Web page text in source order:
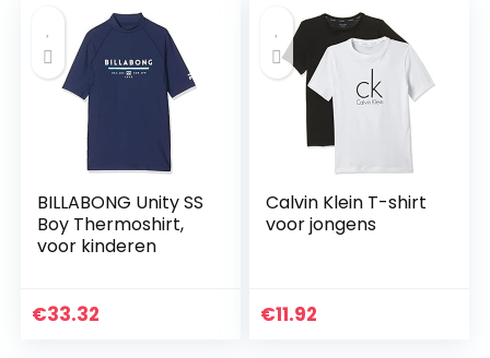
BILLABONG Unity SS
Boy Thermoshirt,
voor kinderen
€33.32
Calvin Klein T-shirt
voor jongens
€11.92